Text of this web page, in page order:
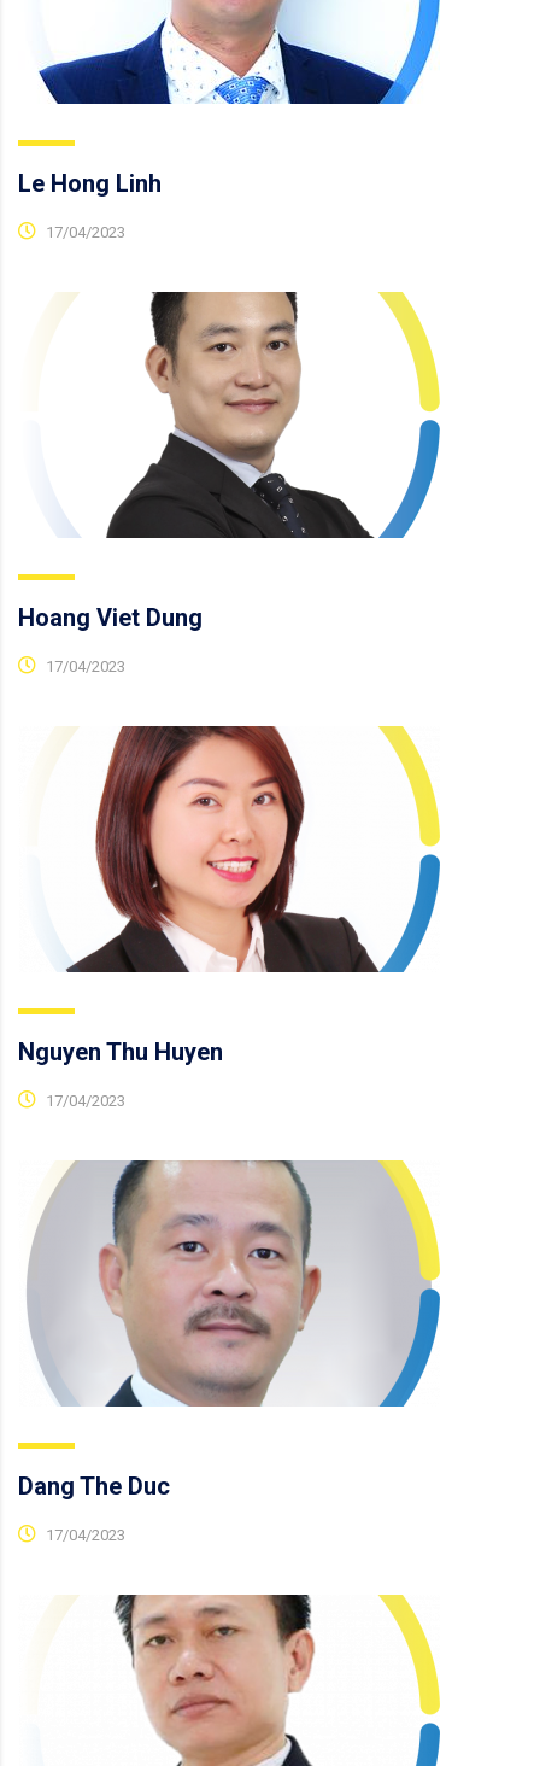
Le Hong Linh
17/04/2023
Hoang Viet Dung
17/04/2023
Nguyen Thu Huyen
17/04/2023
Dang The Duc
17/04/2023